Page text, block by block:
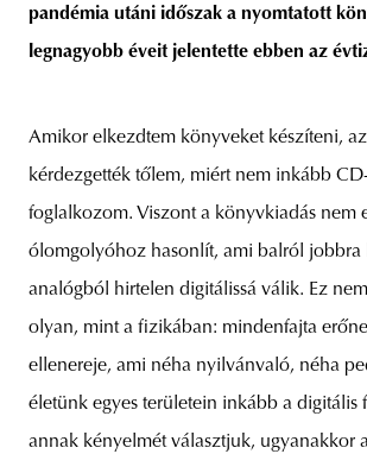
pandémia utáni időszak a nyomtatott
legnagyobb éveit jelentette ebben az
Amikor elkezdtem könyveket készíteni,
kérdezgették tőlem, miért nem inkább
foglalkozom. Viszont a könyvkiadás nem
ólomgolyóhoz hasonlít, ami balról jobbra
analógból hirtelen digitálissá válik. Ez
olyan, mint a fizikában: mindenfajta
ellenereje, ami néha nyilvánvaló, néha
életünk egyes területein inkább a digitális
annak kényelmét választjuk, ugyanakkor